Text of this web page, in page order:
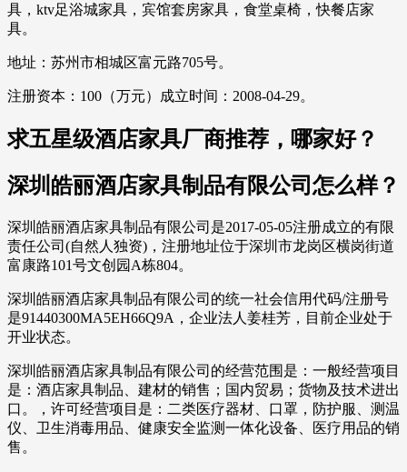
具，ktv足浴城家具，宾馆套房家具，食堂桌椅，快餐店家
具。
地址：苏州市相城区富元路705号。
注册资本：100（万元）成立时间：2008-04-29。
求五星级酒店家具厂商推荐，哪家好？
深圳皓丽酒店家具制品有限公司怎么样？
深圳皓丽酒店家具制品有限公司是2017-05-05注册成立的有限
责任公司(自然人独资)，注册地址位于深圳市龙岗区横岗街道
富康路101号文创园A栋804。
深圳皓丽酒店家具制品有限公司的统一社会信用代码/注册号
是91440300MA5EH66Q9A，企业法人姜桂芳，目前企业处于
开业状态。
深圳皓丽酒店家具制品有限公司的经营范围是：一般经营项目
是：酒店家具制品、建材的销售；国内贸易；货物及技术进出
口。，许可经营项目是：二类医疗器材、口罩，防护服、测温
仪、卫生消毒用品、健康安全监测一体化设备、医疗用品的销
售。